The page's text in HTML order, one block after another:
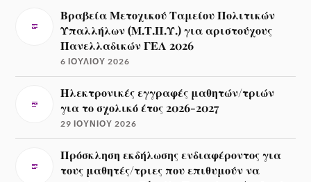
Βραβεία Μετοχικού Ταμείου Πολιτικών
Υπαλλήλων (Μ.Τ.Π.Υ.) για αριστούχους
Πανελλαδικών ΓΕΛ 2026
6 ΙΟΥΛΊΟΥ 2026
Ηλεκτρονικές εγγραφές μαθητών/τριών
για το σχολικό έτος 2026-2027
29 ΙΟΥΝΊΟΥ 2026
Πρόσκληση εκδήλωσης ενδιαφέροντος για
τους μαθητές/τριες που επιθυμούν να